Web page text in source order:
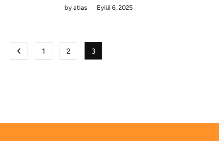
by atlas Eylül 6, 2025
1 2 3